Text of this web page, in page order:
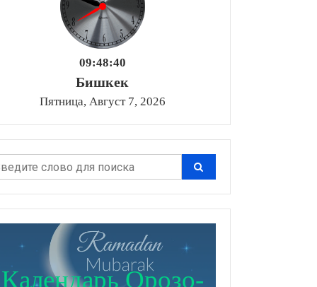
09:48:41
Бишкек
Пятница, Август 7, 2026
Календарь Орозо-